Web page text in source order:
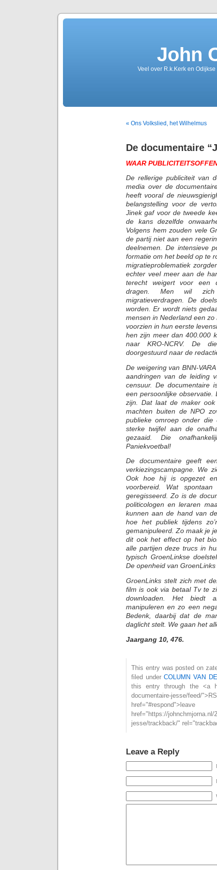
John
Veel over R.k.Kerk en
« Ons Volkslied, het Wilhelmus
De documentaire
WAAR
De rellerige publiciteit van
media over de
heeft vooral de
belangstelling voor de
Jinek gaf voor de tweede
de kans dezelfde
Volgens hem zouden vele
de partij niet aan een
deelnemen. De intensieve
formatie om het beeld op te
migratieproblematiek
echter veel meer aan de
terecht weigert voor een
dragen. Men wil zich
migratieverdragen. De
worden. Er wordt niets
mensen in Nederland een
voorzien in hun eerste
hen zijn meer dan 400.000
naar KRO-NCRV. De
doorgestuurd naar de
De weigering van BNN-
aandringen van de leiding
censuur. De documentaire
een persoonlijke observatie.
zijn. Dat laat de maker
machten buiten de NPO
publieke omroep onder
sterke twijfel aan de
gezaaid. Die
Paniekvoetbal!
De documentaire geeft
verkiezingscampagne. We
Ook hoe hij is opgezet
voorbereid. Wat
geregisseerd. Zo is de
politicologen en leraren
kunnen aan de hand van
hoe het publiek tijdens
gemanipuleerd. Zo maak je
dit ook het effect op het
alle partijen deze trucs in
typisch GroenLinkse
De openheid van
GroenLinks stelt zich met
film is ook via betaal Tv te
downloaden. Het biedt
manipuleren en zo een
Bedenk, daarbij dat de
daglicht stelt. We gaan het
Jaargang 10, 476.
This entry was posted on
filed underCOLUMN VAN
this entry through the <a
documentaire-jesse/
href="https://johnchmjorna.nl/
jesse/trackback/"
Leave a Reply